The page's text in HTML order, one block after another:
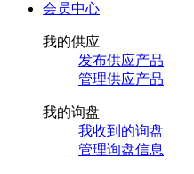
会员中心
我的供应
发布供应产品
管理供应产品
我的询盘
我收到的询盘
管理询盘信息